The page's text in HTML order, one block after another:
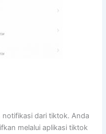
notifikasi dari tiktok. Anda
melalui aplikasi tiktok